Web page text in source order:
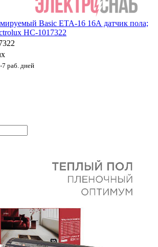
Basic ETA-16 16А датчик пола;
НС-1017322
7 раб. дней